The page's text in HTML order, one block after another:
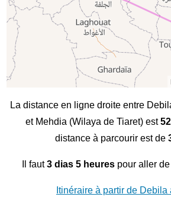
La distance en ligne droite entre
et Mehdia (Wilaya de Tiaret) est
distance à parcourir est de
Il faut3 dias 5 heurespour aller de
Itinéraire à partir de Debila